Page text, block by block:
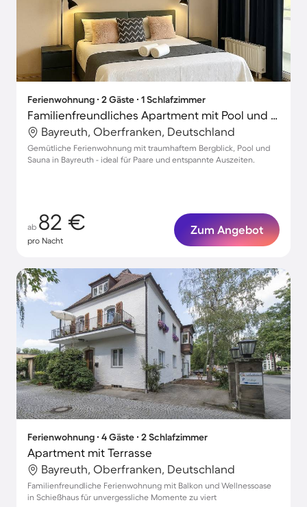
Ferienwohnung ∙ 2 Gäste ∙ 1 Schlafzimmer
Familienfreundliches Apartment mit Pool und Sauna | Bergblick | Haustierfreundlich
Bayreuth, Oberfranken, Deutschland
Gemütliche Ferienwohnung mit traumhaftem Bergblick, Pool und
Sauna in Bayreuth - ideal für Paare und entspannte Auszeiten.
ab 82 €
pro Nacht
Zum Angebot
Ferienwohnung ∙ 4 Gäste ∙ 2 Schlafzimmer
Apartment mit Terrasse
Bayreuth, Oberfranken, Deutschland
Familienfreundliche Ferienwohnung mit Balkon und Wellnessoase
in Schießhaus für unvergessliche Momente zu viert